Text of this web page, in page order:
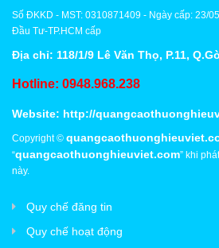
Số ĐKKD - MST: 0310871409 - Ngày cấp: 23/
Đầu Tư-TP.HCM cấp
Địa chỉ: 118/1/9 Lê Văn Thọ, P.11,
Hotline: 0948.968.238
Website: http://
Copyright ©
“quangcaothuonghieuviet.com” khi
này.
Quy chế đăng tin
Quy chế hoạt động